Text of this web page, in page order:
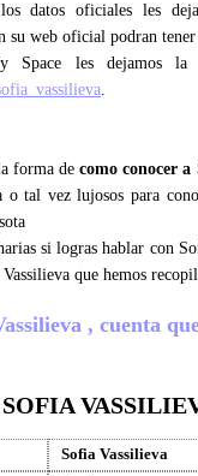
datos oficiales les
su web oficial podran tener
Space les dejamos
.
forma decomo conocer a
o tal vez lujosos para
si logras hablar con
que hemos
, cuenta
Sofia Vassilieva